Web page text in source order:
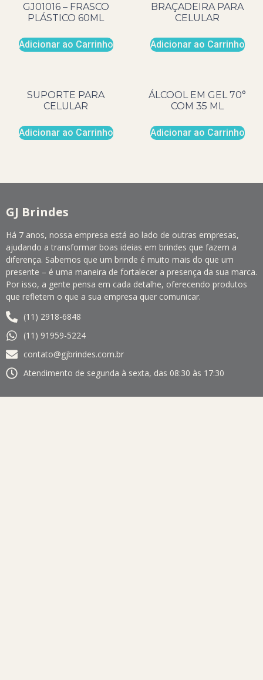
GJ01016 – FRASCO
PLÁSTICO 60ML
Adicionar ao Carrinho
BRAÇADEIRA PARA
CELULAR
Adicionar ao Carrinho
SUPORTE PARA
CELULAR
Adicionar ao Carrinho
ÁLCOOL EM GEL 70°
COM 35 ML
Adicionar ao Carrinho
GJ Brindes
Há 7 anos, nossa empresa está ao lado de outras empresas,
ajudando a transformar boas ideias em brindes que fazem a
diferença. Sabemos que um brinde é muito mais do que um
presente – é uma maneira de fortalecer a presença da sua marca.
Por isso, a gente pensa em cada detalhe, oferecendo produtos
que refletem o que a sua empresa quer comunicar.
(11) 2918-6848
(11) 91959-5224
contato@gjbrindes.com.br
Atendimento de segunda à sexta, das 08:30 às 17:30